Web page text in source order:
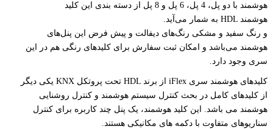
هوشمند با دو پل، 4 پل، 6 پل و 8 پل از دسته بندی این کلید
هوشمند HDL به شمار می‌آید.
و رنگ سفید و مشکی رنگ‌های دیفالت و پیش فرض این پنل‌های
هوشمند می‌باشد و امکان ثبت سفارش برای کلیدهای رنگی هم در این
سری وجود دارد.
کلیدهای هوشمند سری iFlex از برند HDL تحت پروتکل KNX یکی دیگر
از کلیدهای کامل در بحث کنترل سیستم هوشمند و کنترل روشنایی
هوشمند می باشد. این کلید هوشمند، یک پنل چند کاربره برای کنترل
سناریوهای متفاوت با دکمه های مکانیکی هستند.